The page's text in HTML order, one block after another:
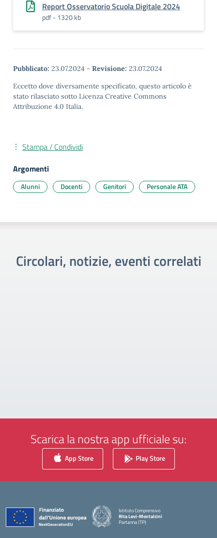
Report Osservatorio Scuola Digitale 2024
pdf - 1320 kb
Pubblicato: 23.07.2024 - Revisione: 23.07.2024
Eccetto dove diversamente specificato, questo articolo è
stato rilasciato sotto Licenza Creative Commons
Attribuzione 4.0 Italia.
Stampa / Condividi
Argomenti
Alunni Docenti Genitori Personale ATA
Circolari, notizie, eventi correlati
Scarica la nostra app ufficiale su:
App Store Play Store
Istituto Comprensivo
Rita Levi-Montalcini
Partanna (TP)